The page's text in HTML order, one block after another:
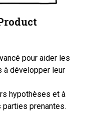
pour aider les
à développer leur
hypothèses et à
prenantes.